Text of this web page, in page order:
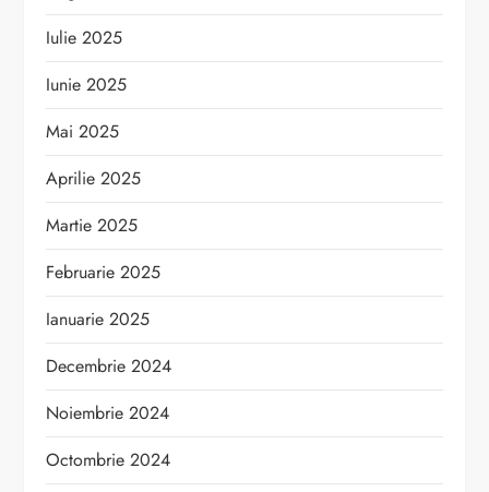
Iulie 2025
Iunie 2025
Mai 2025
Aprilie 2025
Martie 2025
Februarie 2025
Ianuarie 2025
Decembrie 2024
Noiembrie 2024
Octombrie 2024